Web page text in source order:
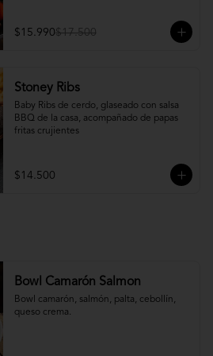
$15.990$17.500
Stoney Ribs
Baby Ribs de cerdo, glaseado con salsa
BBQ de la casa, acompañado de papas
fritas crujientes
$14.500
Bowl Camarón Salmon
Bowl camarón, salmón, palta, cebollín,
queso crema.